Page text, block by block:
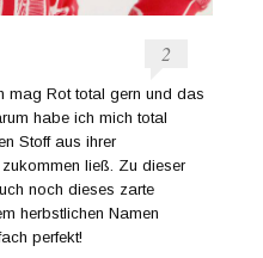
2
mag Rot total gern und das
habe ich mich total
Stoff aus ihrer
ließ. Zu dieser
noch dieses zarte
herbstlichen Namen
perfekt!